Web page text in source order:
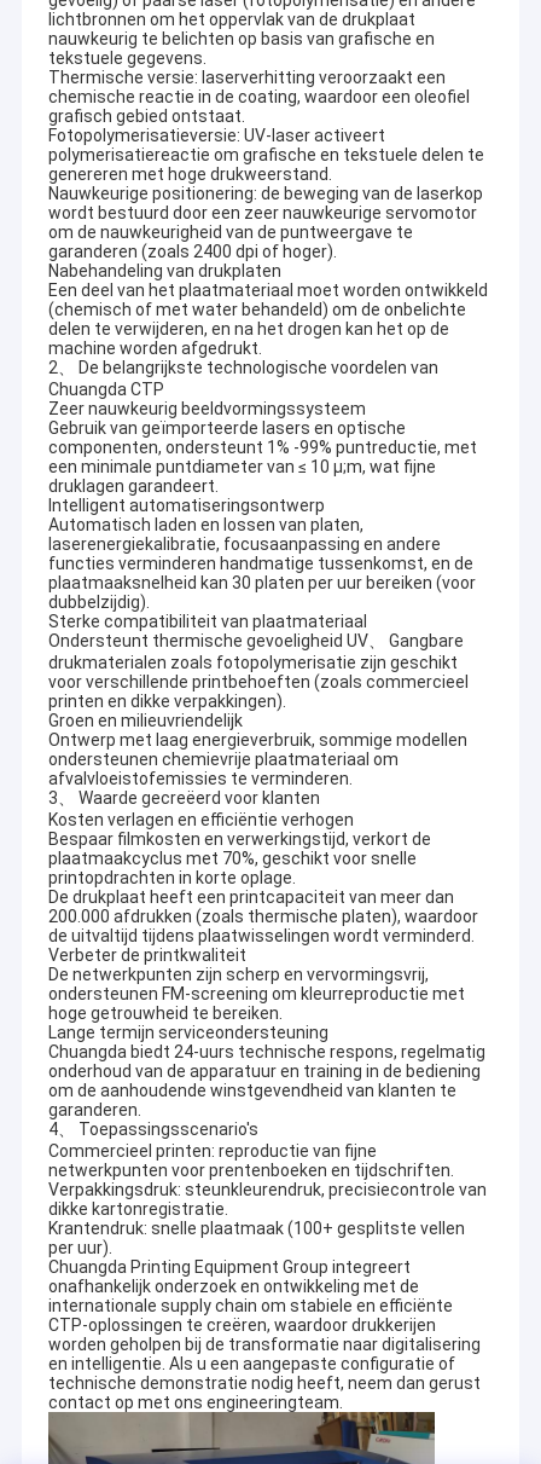
lichtbronnen om het oppervlak van de drukplaat
nauwkeurig te belichten op basis van grafische en
tekstuele gegevens.
Thermische versie: laserverhitting veroorzaakt een
chemische reactie in de coating, waardoor een oleofiel
grafisch gebied ontstaat.
Fotopolymerisatieversie: UV-laser activeert
polymerisatiereactie om grafische en tekstuele delen te
genereren met hoge drukweerstand.
Nauwkeurige positionering: de beweging van de laserkop
wordt bestuurd door een zeer nauwkeurige servomotor
om de nauwkeurigheid van de puntweergave te
garanderen (zoals 2400 dpi of hoger).
Nabehandeling van drukplaten
Een deel van het plaatmateriaal moet worden ontwikkeld
(chemisch of met water behandeld) om de onbelichte
delen te verwijderen, en na het drogen kan het op de
machine worden afgedrukt.
2、 De belangrijkste technologische voordelen van
Chuangda CTP
Zeer nauwkeurig beeldvormingssysteem
Gebruik van geïmporteerde lasers en optische
componenten, ondersteunt 1% -99% puntreductie, met
een minimale puntdiameter van ≤ 10 μ;m, wat fijne
druklagen garandeert.
Intelligent automatiseringsontwerp
Automatisch laden en lossen van platen,
laserenergiekalibratie, focusaanpassing en andere
functies verminderen handmatige tussenkomst, en de
plaatmaaksnelheid kan 30 platen per uur bereiken (voor
dubbelzijdig).
Sterke compatibiliteit van plaatmateriaal
Ondersteunt thermische gevoeligheid UV、 Gangbare
drukmaterialen zoals fotopolymerisatie zijn geschikt
voor verschillende printbehoeften (zoals commercieel
printen en dikke verpakkingen).
Groen en milieuvriendelijk
Ontwerp met laag energieverbruik, sommige modellen
ondersteunen chemievrije plaatmateriaal om
afvalvloeistofemissies te verminderen.
3、 Waarde gecreëerd voor klanten
Kosten verlagen en efficiëntie verhogen
Bespaar filmkosten en verwerkingstijd, verkort de
plaatmaakcyclus met 70%, geschikt voor snelle
printopdrachten in korte oplage.
De drukplaat heeft een printcapaciteit van meer dan
200.000 afdrukken (zoals thermische platen), waardoor
de uitvaltijd tijdens plaatwisselingen wordt verminderd.
Verbeter de printkwaliteit
De netwerkpunten zijn scherp en vervormingsvrij,
ondersteunen FM-screening om kleurreproductie met
hoge getrouwheid te bereiken.
Lange termijn serviceondersteuning
Chuangda biedt 24-uurs technische respons, regelmatig
onderhoud van de apparatuur en training in de bediening
om de aanhoudende winstgevendheid van klanten te
garanderen.
4、 Toepassingsscenario's
Commercieel printen: reproductie van fijne
netwerkpunten voor prentenboeken en tijdschriften.
Verpakkingsdruk: steunkleurendruk, precisiecontrole van
dikke kartonregistratie.
Krantendruk: snelle plaatmaak (100+ gesplitste vellen
per uur).
Chuangda Printing Equipment Group integreert
onafhankelijk onderzoek en ontwikkeling met de
internationale supply chain om stabiele en efficiënte
CTP-oplossingen te creëren, waardoor drukkerijen
worden geholpen bij de transformatie naar digitalisering
en intelligentie. Als u een aangepaste configuratie of
technische demonstratie nodig heeft, neem dan gerust
contact op met ons engineeringteam.